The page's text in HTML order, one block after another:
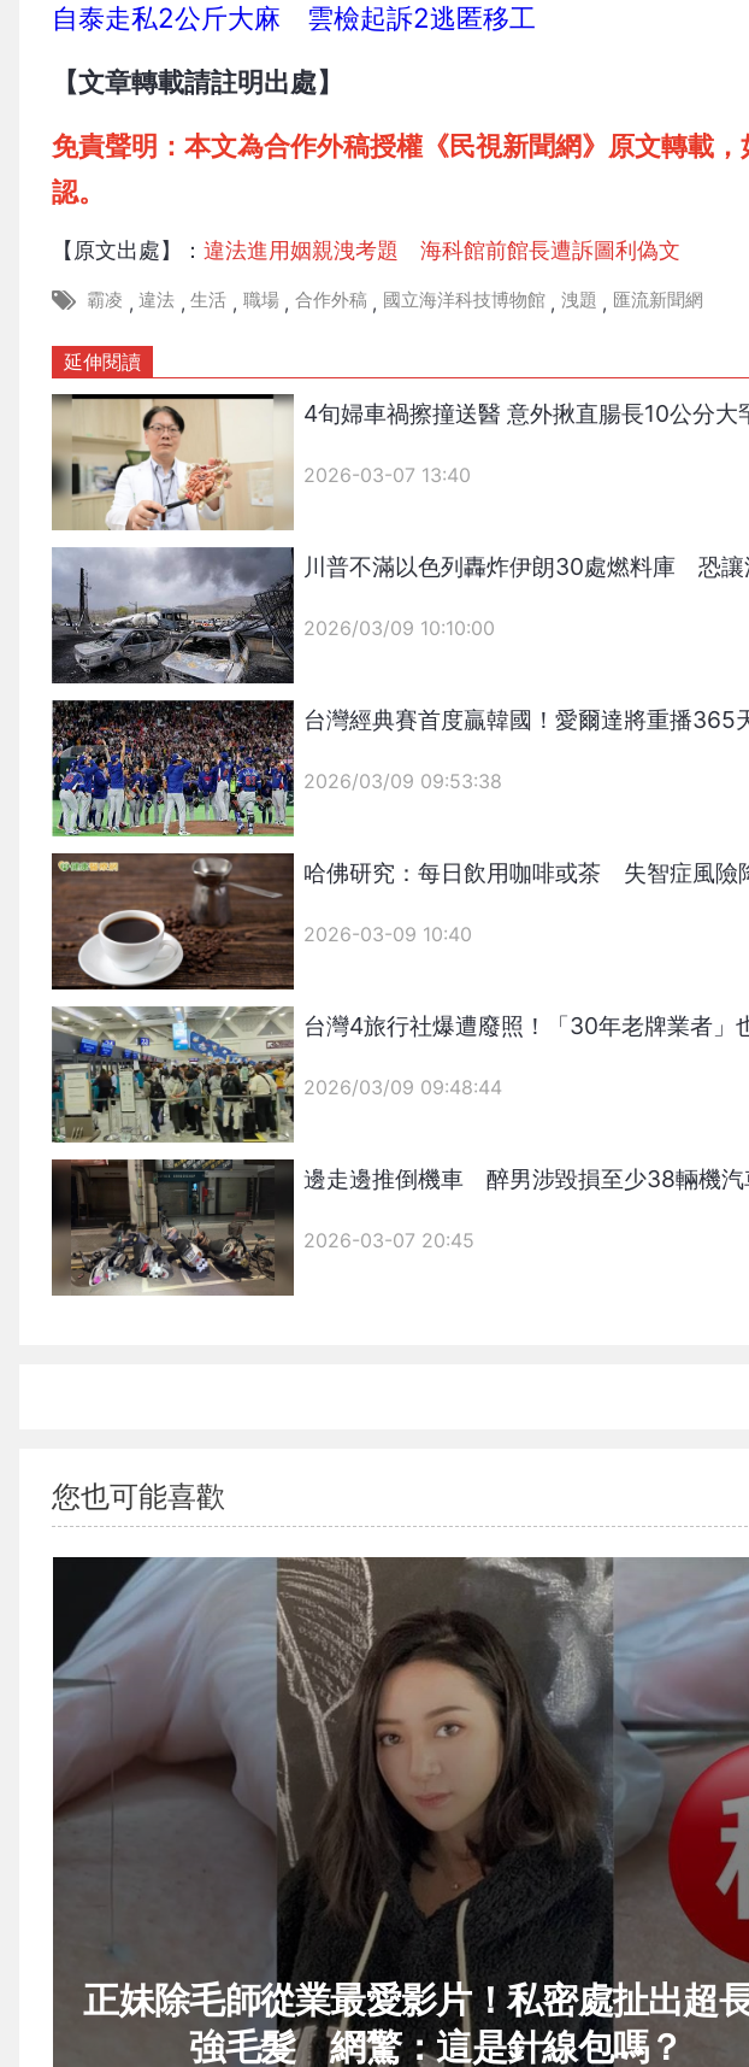
自泰走私2公斤大麻 雲檢起訴2逃匿移工
【文章轉載請註明出處】
免責聲明：本文為合作外稿授權《民視新聞網》原文轉載
認。
【原文出處】：違法進用姻親洩考題 海科館前館長遭訴圖利偽文
霸凌 , 違法 , 生活 , 職場 , 合作外稿 , 國立海洋科技博物館 , 洩題 , 匯流新聞網
延伸閱讀
4旬婦車禍擦撞送醫 意外揪直腸長10公分大
2026-03-07 13:40
{PLAYICON}
川普不滿以色列轟炸伊朗30處燃料庫 恐
2026/03/09 10:10:00
{PLAYICON}
台灣經典賽首度贏韓國！愛爾達將重播
2026/03/09 09:53:38
哈佛研究：每日飲用咖啡或茶 失智症風險
2026-03-09 10:40
{PLAYICON}
台灣4旅行社爆遭廢照！「30年老牌業者
2026/03/09 09:48:44
邊走邊推倒機車 醉男涉毀損至少38輛機汽
2026-03-07 20:45
您也可能喜歡
正妹除毛師從業最愛影片！私密處扯出超
強毛髮 網驚：這是針線包嗎？